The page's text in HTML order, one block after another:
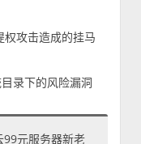
攻击造成的挂马
录下的风险漏洞
99元服务器新老